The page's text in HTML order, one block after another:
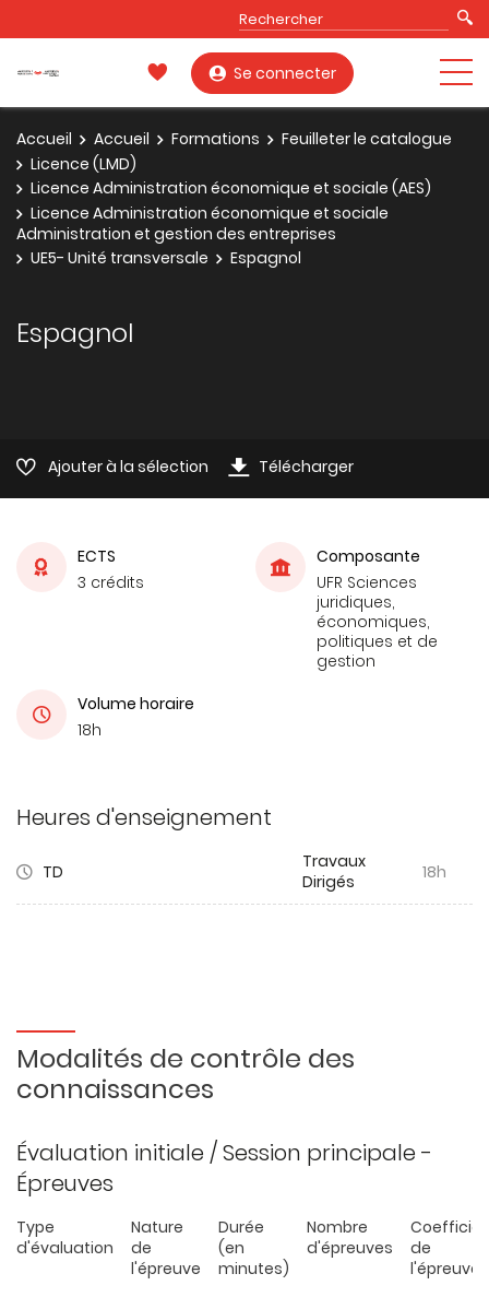
Se connecter
Accueil Accueil Formations
Feuilleter le catalogue
Licence (LMD)
Licence Administration économique et sociale (AES)
Licence Administration économique et sociale
Administration et gestion des entreprises
UE5- Unité transversale
Espagnol
Espagnol
Ajouter à la sélection Télécharger
ECTS
3 crédits
Composante
UFR Sciences
juridiques,
économiques,
politiques et de
gestion
Volume horaire
18h
Heures d'enseignement
TD
Travaux
Dirigés
18h
Modalités de contrôle des
connaissances
Évaluation initiale / Session principale -
Épreuves
Type
d'évaluation
Nature
de
l'épreuve
Durée
(en
minutes)
Nombre
d'épreuves
de
l'épreuve